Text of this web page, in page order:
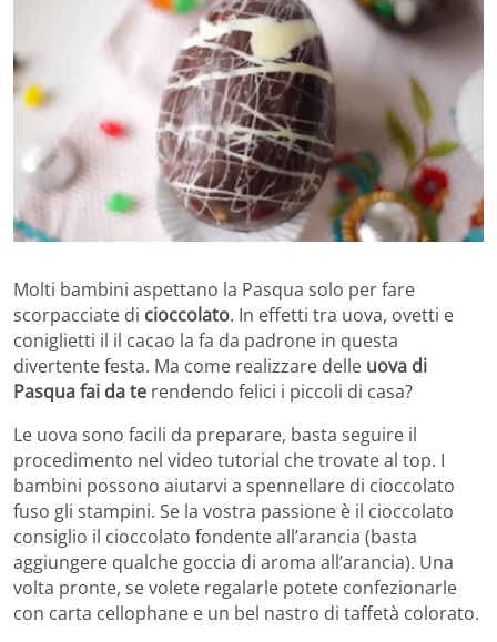
Molti bambini aspettano la Pasqua solo per fare
scorpacciate di cioccolato. In effetti tra uova, ovetti e
coniglietti il il cacao la fa da padrone in questa
divertente festa. Ma come realizzare delle uova di
Pasqua fai da te rendendo felici i piccoli di casa?
Le uova sono facili da preparare, basta seguire il
procedimento nel video tutorial che trovate al top. I
bambini possono aiutarvi a spennellare di cioccolato
fuso gli stampini. Se la vostra passione è il cioccolato
consiglio il cioccolato fondente all’arancia (basta
aggiungere qualche goccia di aroma all’arancia). Una
volta pronte, se volete regalarle potete confezionarle
con carta cellophane e un bel nastro di taffetà colorato.